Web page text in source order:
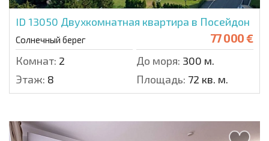
ID 13050 Двухкомнатная квартира в Посейдон
Солнечный берег 77 000 €
Комнат: 2 До моря: 300 м.
Этаж: 8 Площадь: 72 кв. м.